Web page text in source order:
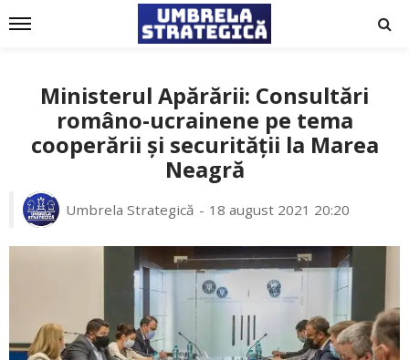
Ministerul Apărării: Consultări
româno-ucrainene pe tema
cooperării și securității la Marea
Neagră
Umbrela Strategică 18 august 2021 20:20